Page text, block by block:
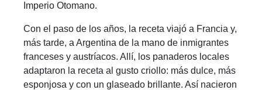
Imperio Otomano.
Con el paso de los años, la receta viajó a Francia y,
más tarde, a Argentina de la mano de inmigrantes
franceses y austríacos. Allí, los panaderos locales
adaptaron la receta al gusto criollo: más dulce, más
esponjosa y con un glaseado brillante. Así nacieron